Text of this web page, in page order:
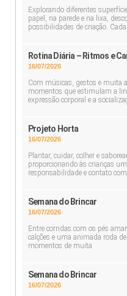
Explorando diferentes
papel, na parede e na lixa,
possibilidades de criação.
Rotina Diária – Ritmos e
16/07/2026
Com músicas, gestos e muita
momentos que estimulam a
expressão corporal e a
Projeto Horta
16/07/2026
Plantar, cuidar, colher e
proporcionando às crianças
responsabilidade e contato
Semana do Brincar
16/07/2026
Entre corridas com os pés
calções e uma animada roda
momentos de muita
Semana do Brincar
16/07/2026